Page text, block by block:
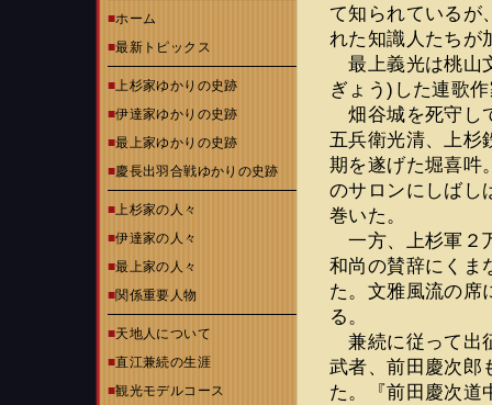
■ホーム
■最新トピックス
■上杉家ゆかりの史跡
■伊達家ゆかりの史跡
■最上家ゆかりの史跡
■慶長出羽合戦ゆかりの史跡
■上杉家の人々
■伊達家の人々
■最上家の人々
■関係重要人物
■天地人について
■直江兼続の生涯
■観光モデルコース
て知られているが
れた知識人たちが
最上義光は桃山
ぎょう)した連歌
畑谷城を死守し
五兵衛光清、上杉
期を遂げた堀喜吽
のサロンにしばし
巻いた。
一方、上杉軍２
和尚の賛辞にくま
た。文雅風流の席
る。
兼続に従って出
武者、前田慶次郎
た。『前田慶次道